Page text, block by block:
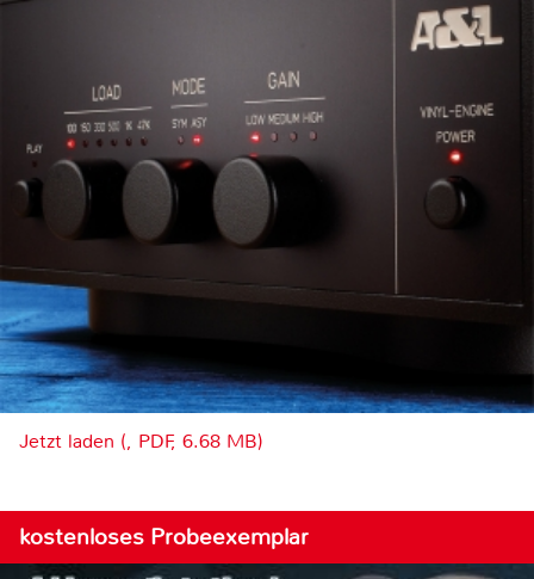
Jetzt laden (, PDF, 6.68 MB)
kostenloses Probeexemplar